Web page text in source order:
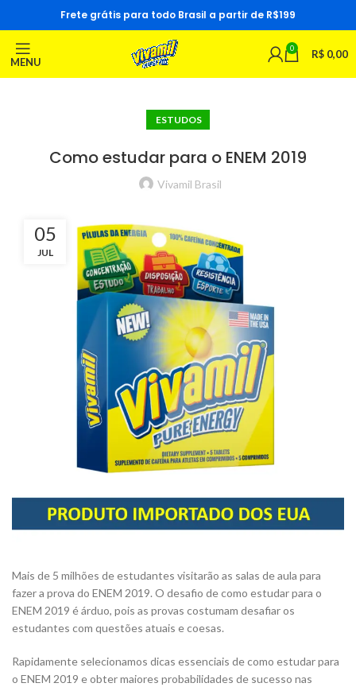
Frete grátis para todo Brasil a partir de R$199
MENU
0 R$ 0,00
ESTUDOS
Como estudar para o ENEM 2019
Vivamil Brasil
05
JUL
Mais de 5 milhões de estudantes visitarão as salas de aula para
fazer a prova do ENEM 2019. O desafio de como estudar para o
ENEM 2019 é árduo, pois as provas costumam desafiar os
estudantes com questões atuais e coesas.
Rapidamente selecionamos dicas essenciais de como estudar para
o ENEM 2019 e obter maiores probabilidades de sucesso nas